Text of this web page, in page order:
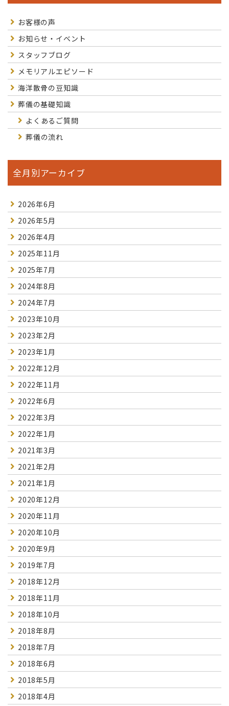
お客様の声
お知らせ・イベント
スタッフブログ
メモリアルエピソード
海洋散骨の豆知識
葬儀の基礎知識
よくあるご質問
葬儀の流れ
全月別アーカイブ
2026年6月
2026年5月
2026年4月
2025年11月
2025年7月
2024年8月
2024年7月
2023年10月
2023年2月
2023年1月
2022年12月
2022年11月
2022年6月
2022年3月
2022年1月
2021年3月
2021年2月
2021年1月
2020年12月
2020年11月
2020年10月
2020年9月
2019年7月
2018年12月
2018年11月
2018年10月
2018年8月
2018年7月
2018年6月
2018年5月
2018年4月